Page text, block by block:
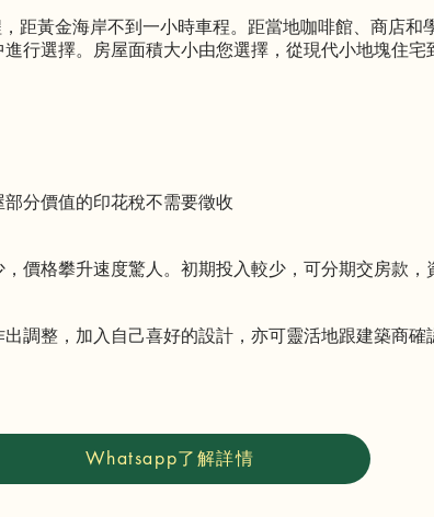
距黃金海岸不到一小時車程。距當地咖啡館、商店和
行選擇。房屋面積大小由您選擇，從現代小地塊住宅
分價值的印花稅不需要徵收
價格攀升速度驚人。初期投入較少，可分期交房款，
調整，加入自己喜好的設計，亦可靈活地跟建築商
Whatsapp了解詳情